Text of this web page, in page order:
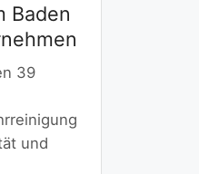
Baden
39
und